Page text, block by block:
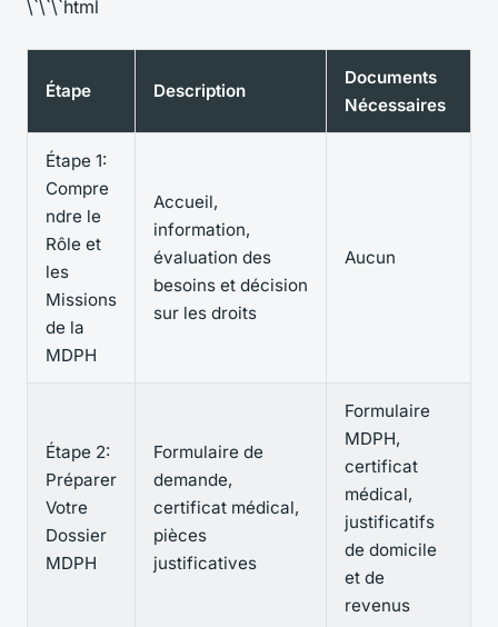
\`\`\`html
Étape Description
Documents
Nécessaires
Étape 1:
Compre
ndre le
Rôle et
les
Missions
de la
MDPH
Accueil,
information,
évaluation des
besoins et décision
sur les droits
Aucun
Étape 2:
Préparer
Votre
Dossier
MDPH
Formulaire de
demande,
certificat médical,
pièces
justificatives
Formulaire
MDPH,
certificat
médical,
justificatifs
de domicile
et de
revenus